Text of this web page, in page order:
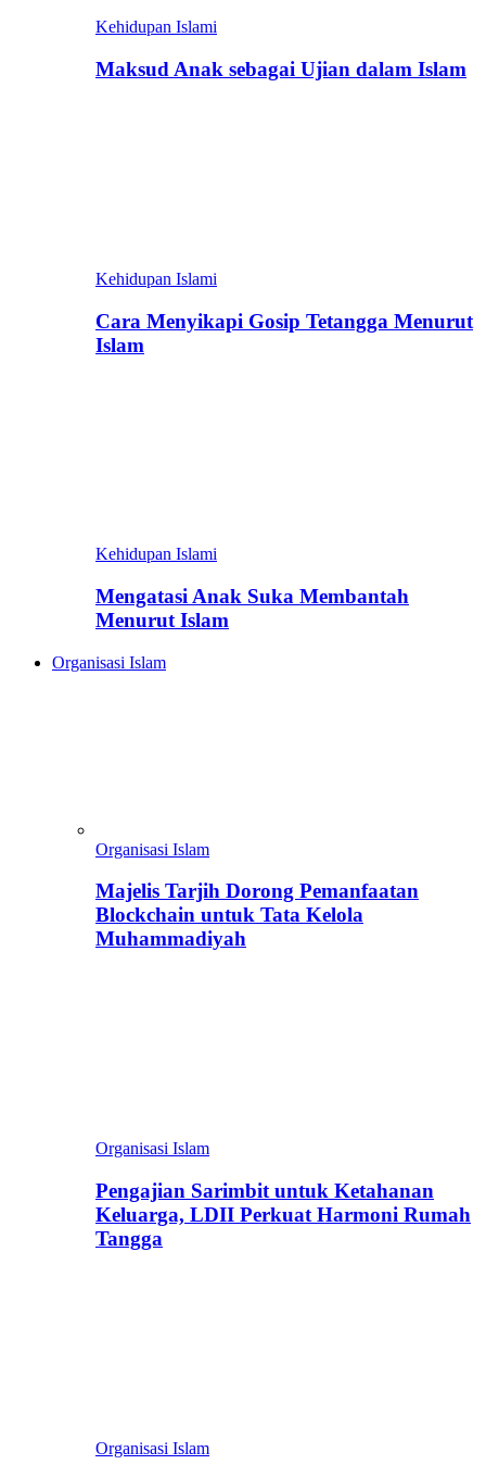
Kehidupan Islami
Maksud Anak sebagai Ujian dalam Islam
Kehidupan Islami
Cara Menyikapi Gosip Tetangga Menurut
Islam
Kehidupan Islami
Mengatasi Anak Suka Membantah
Menurut Islam
Organisasi Islam
Organisasi Islam
Majelis Tarjih Dorong Pemanfaatan
Blockchain untuk Tata Kelola
Muhammadiyah
Organisasi Islam
Pengajian Sarimbit untuk Ketahanan
Keluarga, LDII Perkuat Harmoni Rumah
Tangga
Organisasi Islam